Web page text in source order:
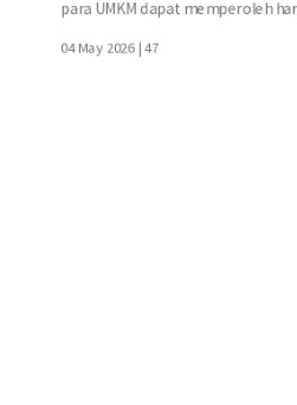
para UMKM dapat memperoleh
04 May 2026 |47